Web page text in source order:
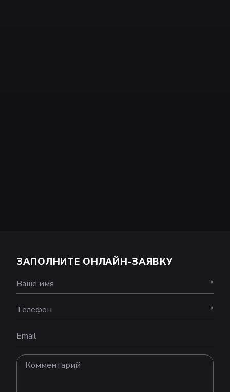
ЗАПОЛНИТЕ ОНЛАЙН-ЗАЯВКУ
Ваше имя *
Телефон *
Email